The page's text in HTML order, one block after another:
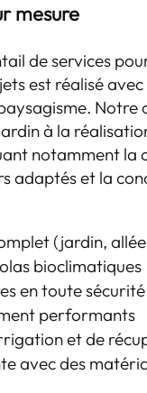
mesure
de services
est réalisé
Notre
à la
notamment la
adaptés et la
(jardin,
bioclimatiques
en toute sécurité
performants
et de
avec des